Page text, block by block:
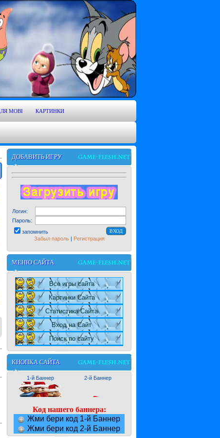
MOBI КАРТИНКИ
ДОБАВИТЬ ИГРУ
Логин:
Пароль:
запомнить
Забыл пароль| Регистрация
МЕНЮ САЙТА
Все игры сайта
Картинки Сайта
Статистика Сайта
Вход на Сайт
Поиск по сайту
КНОПКА САЙТА
1-й Баннер 2-й Баннер
Код нашего баннера:
Жми бери код 1-й Баннер
Жми бери код 2-й Баннер